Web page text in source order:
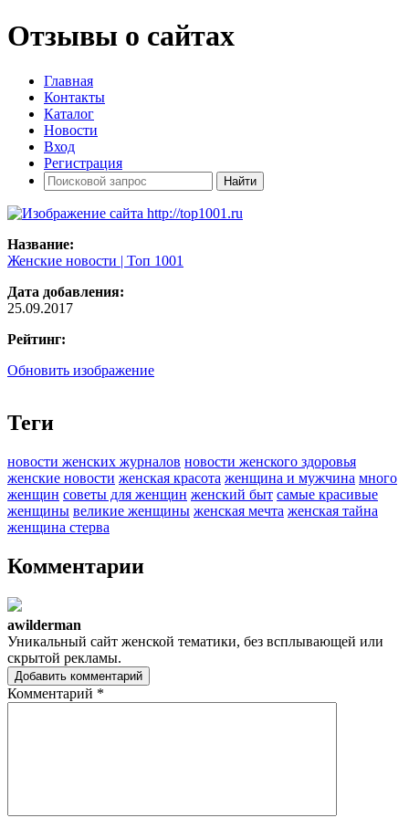
Отзывы о сайтах
Главная
Контакты
Каталог
Новости
Вход
Регистрация
Название:
Женские новости | Топ 1001
Дата добавления:
25.09.2017
Рейтинг:
Обновить изображение
Теги
новости женских журналов новости женского здоровья
женские новости женская красота женщина и мужчина много
женщин советы для женщин женский быт самые красивые
женщины великие женщины женская мечта женская тайна
женщина стерва
Комментарии
awilderman
Уникальный сайт женской тематики, без всплывающей или
скрытой рекламы.
Добавить комментарий
Комментарий *